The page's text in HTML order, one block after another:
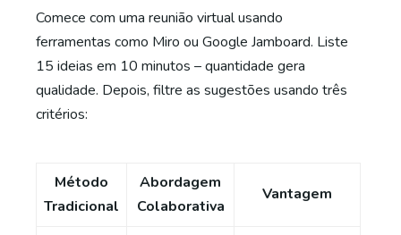
Comece com uma reunião virtual usando
ferramentas como Miro ou Google Jamboard. Liste
15 ideias em 10 minutos – quantidade gera
qualidade. Depois, filtre as sugestões usando três
critérios:
Método
Tradicional
Abordagem
Colaborativa
Vantagem